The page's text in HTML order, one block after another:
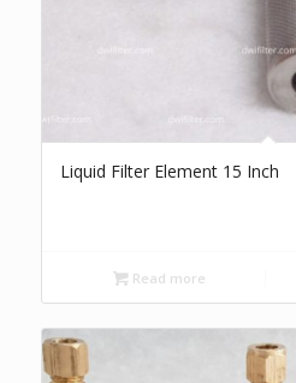
Liquid Filter Element 15 Inch
Read more